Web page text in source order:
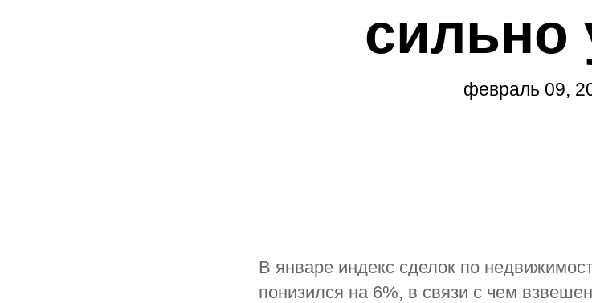
сильно
февраль 09,
В январе индекс сделок по
понизился на 6%, в связи с чем